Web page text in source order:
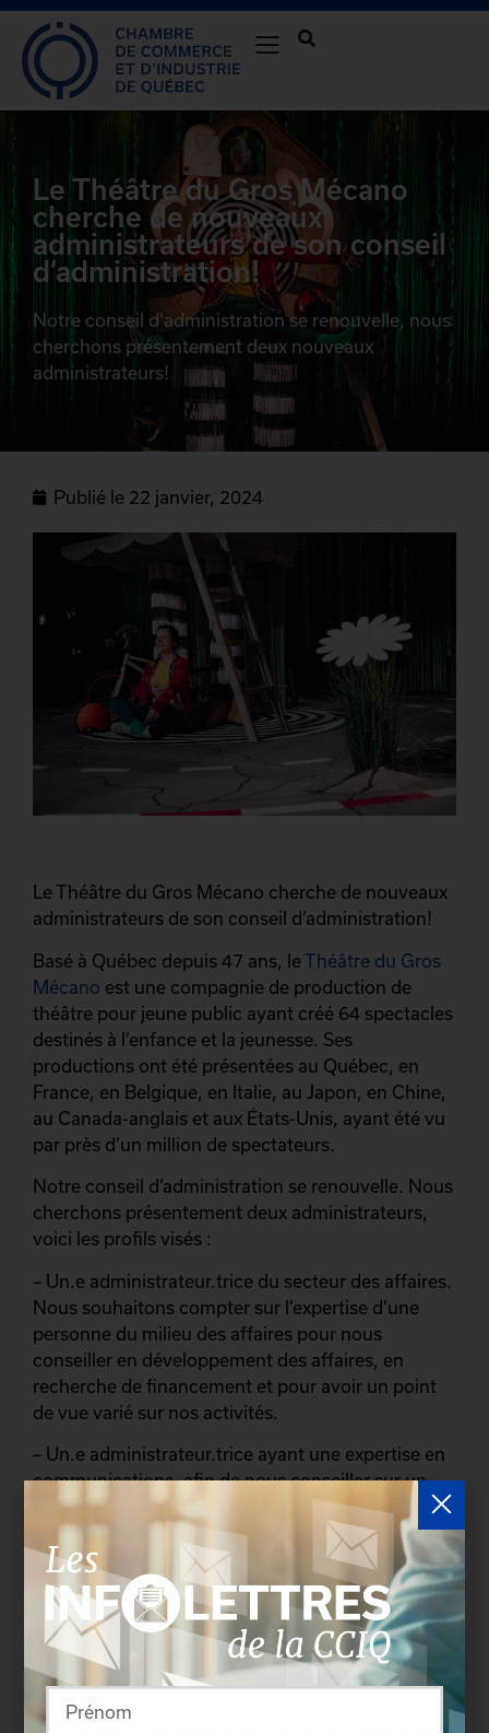
Le Théâtre du Gros Mécano
cherche de nouveaux
administrateurs de son conseil
d’administration!
Notre conseil d'administration se renouvelle, nous
cherchons présentement deux nouveaux
administrateurs!
Publié le 22 janvier, 2024
Le Théâtre du Gros Mécano cherche de nouveaux
administrateurs de son conseil d’administration!
Basé à Québec depuis 47 ans, leThéâtre du Gros
Mécano est une compagnie de production de
théâtre pour jeune public ayant créé 64 spectacles
destinés à l’enfance et la jeunesse. Ses
productions ont été présentées au Québec, en
France, en Belgique, en Italie, au Japon, en Chine,
au Canada-anglais et aux États-Unis, ayant été vu
par près d’un million de spectateurs.
Notre conseil d’administration se renouvelle. Nous
cherchons présentement deux administrateurs,
voici les profils visés :
– Un.e administrateur.trice du secteur des affaires.
Nous souhaitons compter sur l’expertise d’une
personne du milieu des affaires pour nous
conseiller en développement des affaires, en
recherche de financement et pour avoir un point
de vue varié sur nos activités.
– Un.e administrateur.trice ayant une expertise en
communications, afin de nous conseiller sur un
plan de communication et marketing plus large.
Les personnes intéressées à se joindre à nous sont
invitées à contacter Michèle Bujold, codirectrice
générale et directrice administrative et financière à
administration@grosmecano.ca, avec un court
courriel de présentation et un curriculum vitae.